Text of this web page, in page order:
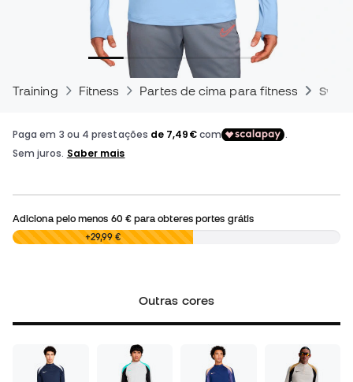
Training Fitness Partes de cima para fitness
Adiciona pelo menos 60 €para obteres portes grátis
0,00 € +29,99 €
Outras cores